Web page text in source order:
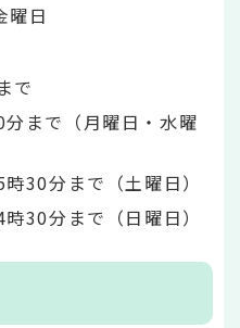
曜日
で
まで（月曜日・水曜
30分まで（土曜日）
30分まで（日曜日）